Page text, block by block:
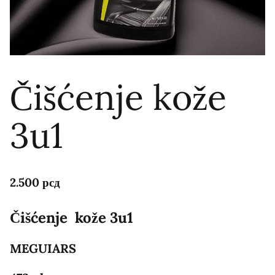
Čišćenje kože
3u1
2.500 рсд
Čišćenje kože 3u1
MEGUIARS